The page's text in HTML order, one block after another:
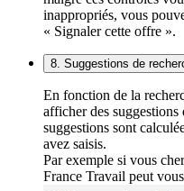
inappropriés, vous
« Signaler cette offre ».
8. Suggestions de
En fonction de la
afficher des
suggestions sont
avez saisis.
Par exemple si vous
France Travail peut